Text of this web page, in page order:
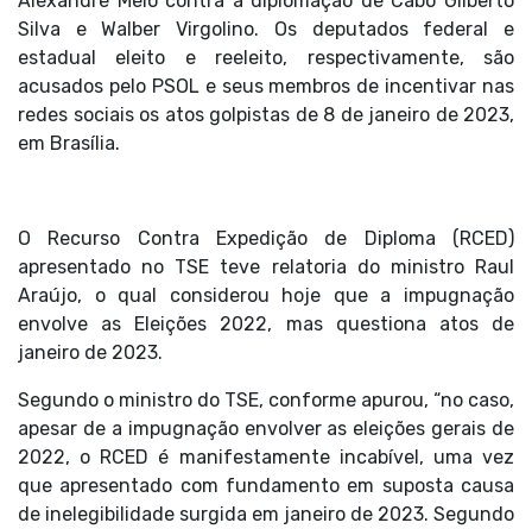
Silva e Walber Virgolino. Os deputados federal e
estadual eleito e reeleito, respectivamente, são
acusados pelo PSOL e seus membros de incentivar nas
redes sociais os atos golpistas de 8 de janeiro de 2023,
em Brasília.
O Recurso Contra Expedição de Diploma (RCED)
apresentado no TSE teve relatoria do ministro Raul
Araújo, o qual considerou hoje que a impugnação
envolve as Eleições 2022, mas questiona atos de
janeiro de 2023.
Segundo o ministro do TSE, conforme apurou, “no caso,
apesar de a impugnação envolver as eleições gerais de
2022, o RCED é manifestamente incabível, uma vez
que apresentado com fundamento em suposta causa
de inelegibilidade surgida em janeiro de 2023. Segundo